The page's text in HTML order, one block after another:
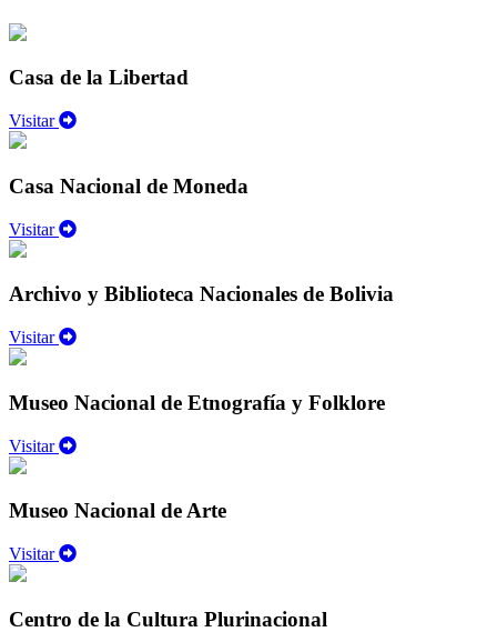
Casa de la Libertad
Visitar
Casa Nacional de Moneda
Visitar
Archivo y Biblioteca Nacionales de Bolivia
Visitar
Museo Nacional de Etnografía y Folklore
Visitar
Museo Nacional de Arte
Visitar
Centro de la Cultura Plurinacional